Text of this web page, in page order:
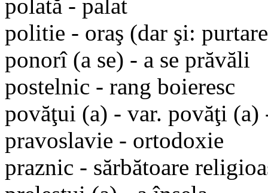
polată - palat
politie - oraş (dar şi:
ponorî (a se) - a se prăvăli
postelnic - rang boieresc
povăţui (a) - var. povăţi (a)
pravoslavie - ortodoxie
praznic - sărbătoare